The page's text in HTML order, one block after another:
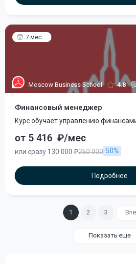
7 мес
Moscow Business School 4.8
Финансовый менеджер
Курс обучает управлению
от 5 416 ₽/мес
или сразу 130 000 ₽260 000 50%
Подробнее
1 2 3
Показать еще